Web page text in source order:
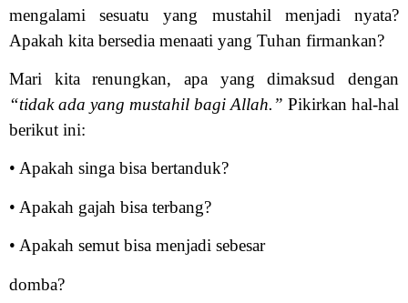
mengalami sesuatu yang mustahil menjadi nyata?
Apakah kita bersedia menaati yang Tuhan firmankan?
Mari kita renungkan, apa yang dimaksud dengan
“tidak ada yang mustahil bagi Allah.” Pikirkan hal-hal
berikut ini:
• Apakah singa bisa bertanduk?
• Apakah gajah bisa terbang?
• Apakah semut bisa menjadi sebesar
domba?